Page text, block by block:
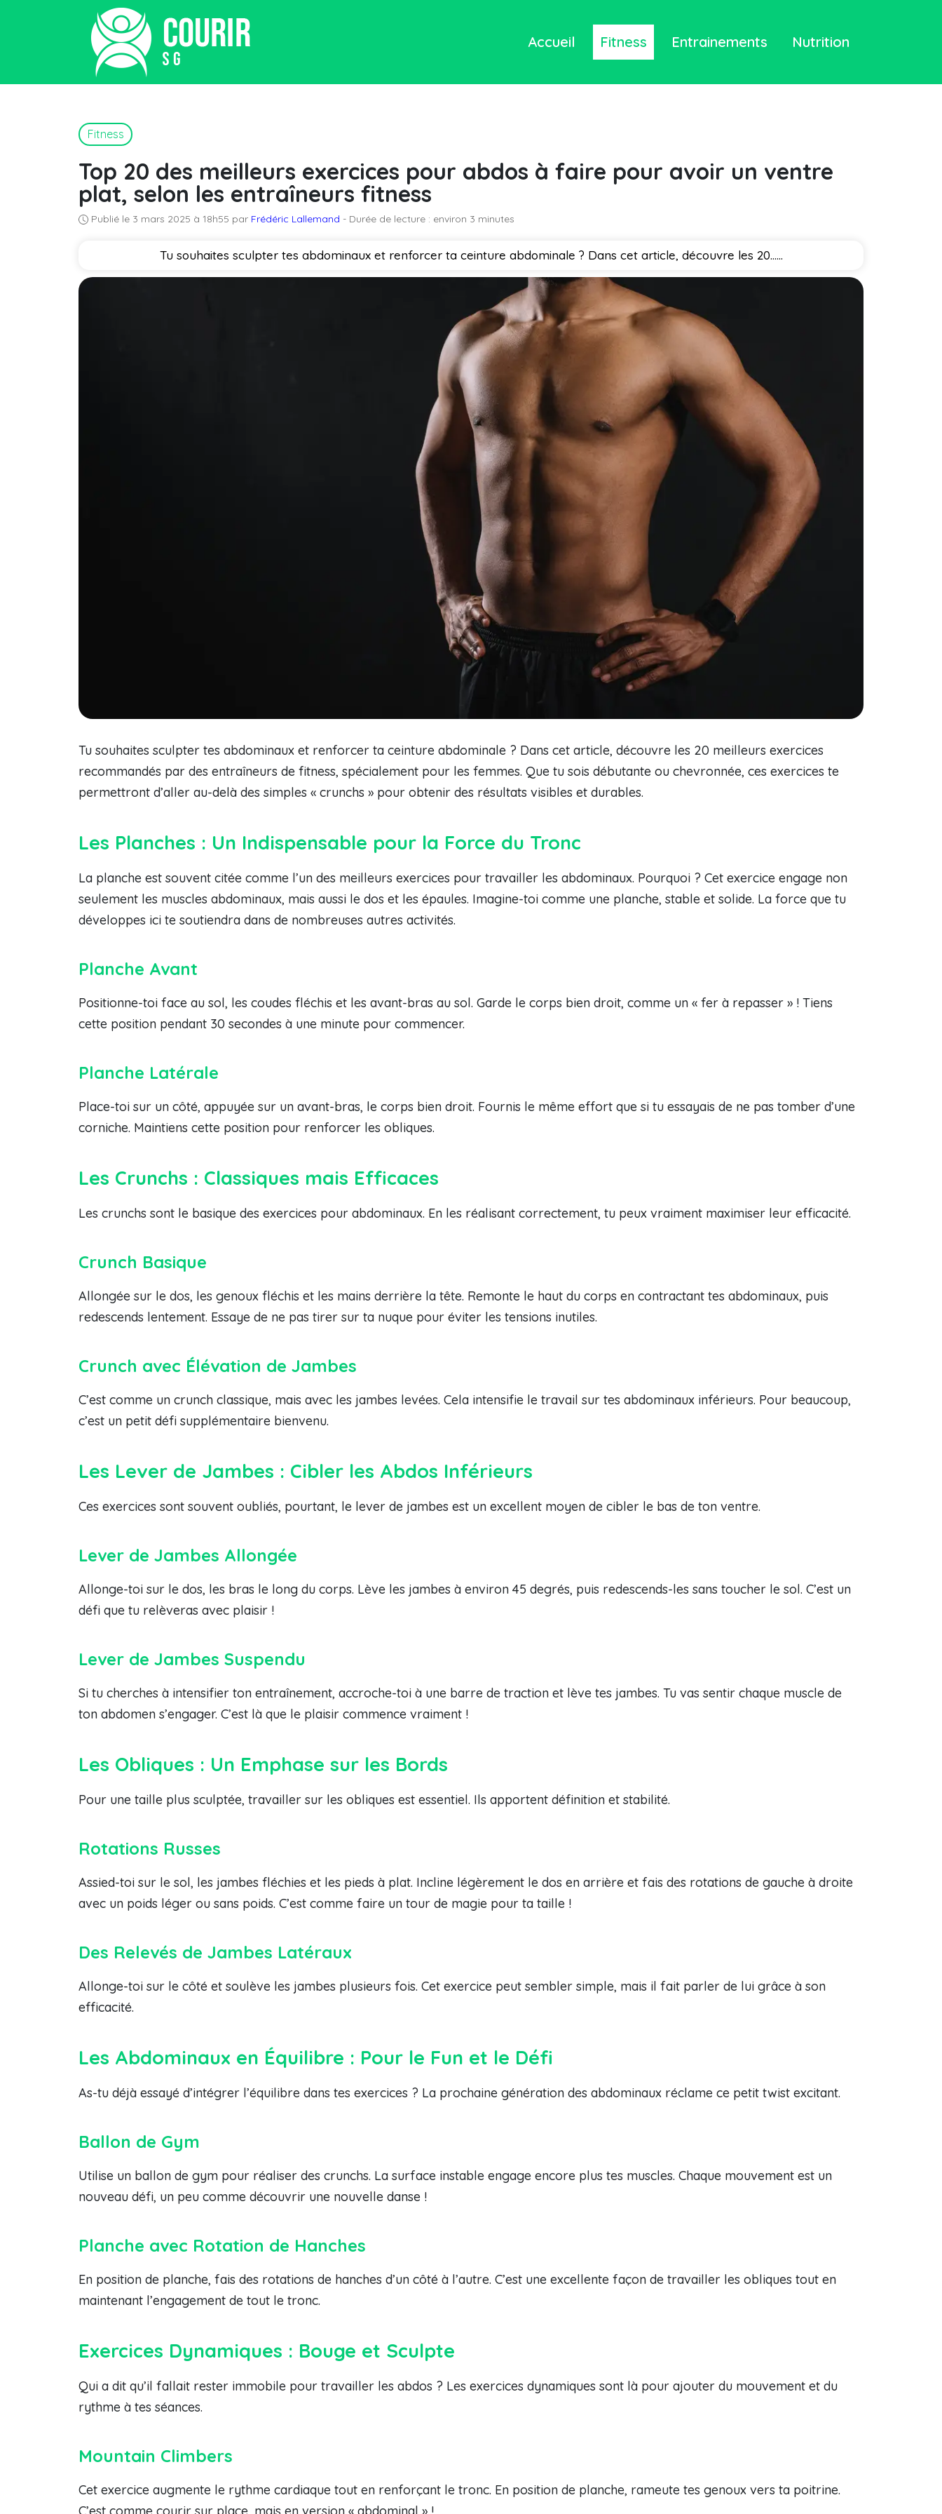
Accueil Fitness Entrainements Nutrition
Fitness
Top 20 des meilleurs exercices pour abdos à faire pour avoir un ventre
plat, selon les entraîneurs fitness
Publié le 3 mars 2025 à 18h55 par Frédéric Lallemand - Durée de lecture : environ 3 minutes
Tu souhaites sculpter tes abdominaux et renforcer ta ceinture abdominale ? Dans cet article, découvre les 20…...
Tu souhaites sculpter tes abdominaux et renforcer ta ceinture abdominale ? Dans cet article, découvre les 20 meilleurs exercices
recommandés par des entraîneurs de fitness, spécialement pour les femmes. Que tu sois débutante ou chevronnée, ces exercices te
permettront d’aller au-delà des simples « crunchs » pour obtenir des résultats visibles et durables.
Les Planches : Un Indispensable pour la Force du Tronc
La planche est souvent citée comme l’un des meilleurs exercices pour travailler les abdominaux. Pourquoi ? Cet exercice engage non
seulement les muscles abdominaux, mais aussi le dos et les épaules. Imagine-toi comme une planche, stable et solide. La force que tu
développes ici te soutiendra dans de nombreuses autres activités.
Planche Avant
Positionne-toi face au sol, les coudes fléchis et les avant-bras au sol. Garde le corps bien droit, comme un « fer à repasser » ! Tiens
cette position pendant 30 secondes à une minute pour commencer.
Planche Latérale
Place-toi sur un côté, appuyée sur un avant-bras, le corps bien droit. Fournis le même effort que si tu essayais de ne pas tomber d’une
corniche. Maintiens cette position pour renforcer les obliques.
Les Crunchs : Classiques mais Efficaces
Les crunchs sont le basique des exercices pour abdominaux. En les réalisant correctement, tu peux vraiment maximiser leur efficacité.
Crunch Basique
Allongée sur le dos, les genoux fléchis et les mains derrière la tête. Remonte le haut du corps en contractant tes abdominaux, puis
redescends lentement. Essaye de ne pas tirer sur ta nuque pour éviter les tensions inutiles.
Crunch avec Élévation de Jambes
C’est comme un crunch classique, mais avec les jambes levées. Cela intensifie le travail sur tes abdominaux inférieurs. Pour beaucoup,
c’est un petit défi supplémentaire bienvenu.
Les Lever de Jambes : Cibler les Abdos Inférieurs
Ces exercices sont souvent oubliés, pourtant, le lever de jambes est un excellent moyen de cibler le bas de ton ventre.
Lever de Jambes Allongée
Allonge-toi sur le dos, les bras le long du corps. Lève les jambes à environ 45 degrés, puis redescends-les sans toucher le sol. C’est un
défi que tu relèveras avec plaisir !
Lever de Jambes Suspendu
Si tu cherches à intensifier ton entraînement, accroche-toi à une barre de traction et lève tes jambes. Tu vas sentir chaque muscle de
ton abdomen s’engager. C’est là que le plaisir commence vraiment !
Les Obliques : Un Emphase sur les Bords
Pour une taille plus sculptée, travailler sur les obliques est essentiel. Ils apportent définition et stabilité.
Rotations Russes
Assied-toi sur le sol, les jambes fléchies et les pieds à plat. Incline légèrement le dos en arrière et fais des rotations de gauche à droite
avec un poids léger ou sans poids. C’est comme faire un tour de magie pour ta taille !
Des Relevés de Jambes Latéraux
Allonge-toi sur le côté et soulève les jambes plusieurs fois. Cet exercice peut sembler simple, mais il fait parler de lui grâce à son
efficacité.
Les Abdominaux en Équilibre : Pour le Fun et le Défi
As-tu déjà essayé d’intégrer l’équilibre dans tes exercices ? La prochaine génération des abdominaux réclame ce petit twist excitant.
Ballon de Gym
Utilise un ballon de gym pour réaliser des crunchs. La surface instable engage encore plus tes muscles. Chaque mouvement est un
nouveau défi, un peu comme découvrir une nouvelle danse !
Planche avec Rotation de Hanches
En position de planche, fais des rotations de hanches d’un côté à l’autre. C’est une excellente façon de travailler les obliques tout en
maintenant l’engagement de tout le tronc.
Exercices Dynamiques : Bouge et Sculpte
Qui a dit qu’il fallait rester immobile pour travailler les abdos ? Les exercices dynamiques sont là pour ajouter du mouvement et du
rythme à tes séances.
Mountain Climbers
Cet exercice augmente le rythme cardiaque tout en renforçant le tronc. En position de planche, rameute tes genoux vers ta poitrine.
C’est comme courir sur place, mais en version « abdominal » !